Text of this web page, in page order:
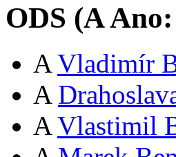
ODS (AAno:
A Vladimír
A
A Vlastimil